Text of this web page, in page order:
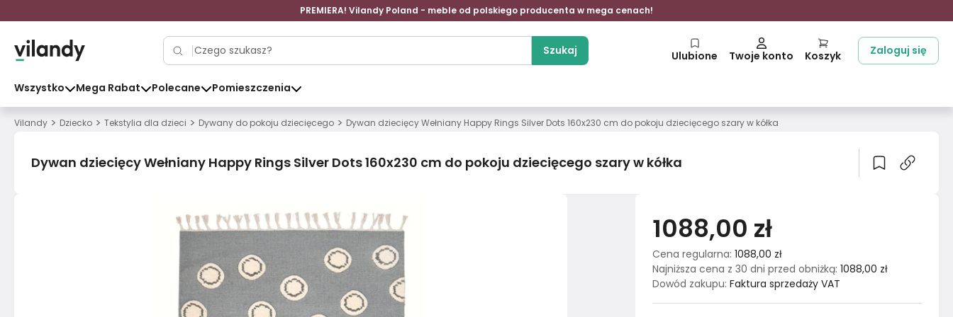
PREMIERA! Vilandy Poland - meble od polskiego producenta w mega cenach!
Szukaj Ulubione Twoje konto Koszyk Zaloguj się
Wszystko Mega Rabat Polecane Pomieszczenia
Vilandy > Dziecko > Tekstylia dla dzieci > Dywany do pokoju dziecięcego > Dywan dziecięcy Wełniany Happy Rings Silver Dots 160x230 cm do pokoju dziecięcego szary w kółka
Dywan dziecięcy Wełniany Happy Rings Silver Dots 160x230 cm do pokoju dziecięcego szary w kółka
1088,00 zł
Cena regularna: 1088,00 zł
Najniższa cena z 30 dni przed obniżką: 1088,00 zł
Dowód zakupu: Faktura sprzedaży VAT